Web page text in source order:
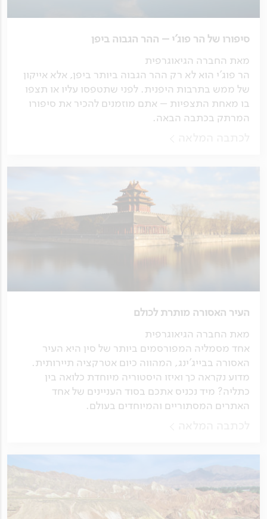
סיפורו של הר פוג'י – ההר הגבוה ביפן
מאת החברה הגיאוגרפית
הר פוג'י הוא לא רק ההר הגבוה ביותר ביפן, אלא אייקון
של ממש בתרבות היפנית. לפני שתטפסו עליו או תצפו
בו מאחת התצפיות – אתם מוזמנים להכיר את סיפורו
המרתק בכתבה הבאה.
העיר האסורה מותרת לכולם
מאת החברה הגיאוגרפית
אחד מסמליה המפורסמים ביותר של סין היא העיר
האסורה בבייג'ינג, המהווה כיום אטרקציה תיירותית.
מדוע נקראה כך ואיזו היסטוריה מיוחדת כלואה בין
כתליה? מיד נכניס אתכם בסוד העניינים של אחד
האתרים המסתוריים והמיוחדים בעולם.